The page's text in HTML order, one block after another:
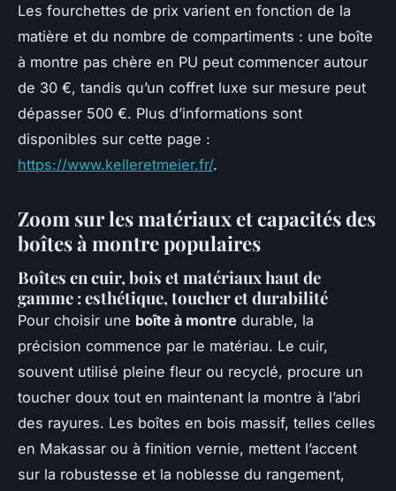
Les fourchettes de prix varient en fonction de la
matière et du nombre de compartiments : une boîte
à montre pas chère en PU peut commencer autour
de 30 €, tandis qu’un coffret luxe sur mesure peut
dépasser 500 €. Plus d’informations sont
disponibles sur cette page :
https://www.kelleretmeier.fr/.
Zoom sur les matériaux et capacités des
boîtes à montre populaires
Boîtes en cuir, bois et matériaux haut de
gamme : esthétique, toucher et durabilité
Pour choisir une boîte à montre durable, la
précision commence par le matériau. Le cuir,
souvent utilisé pleine fleur ou recyclé, procure un
toucher doux tout en maintenant la montre à l’abri
des rayures. Les boîtes en bois massif, telles celles
en Makassar ou à finition vernie, mettent l’accent
sur la robustesse et la noblesse du rangement,